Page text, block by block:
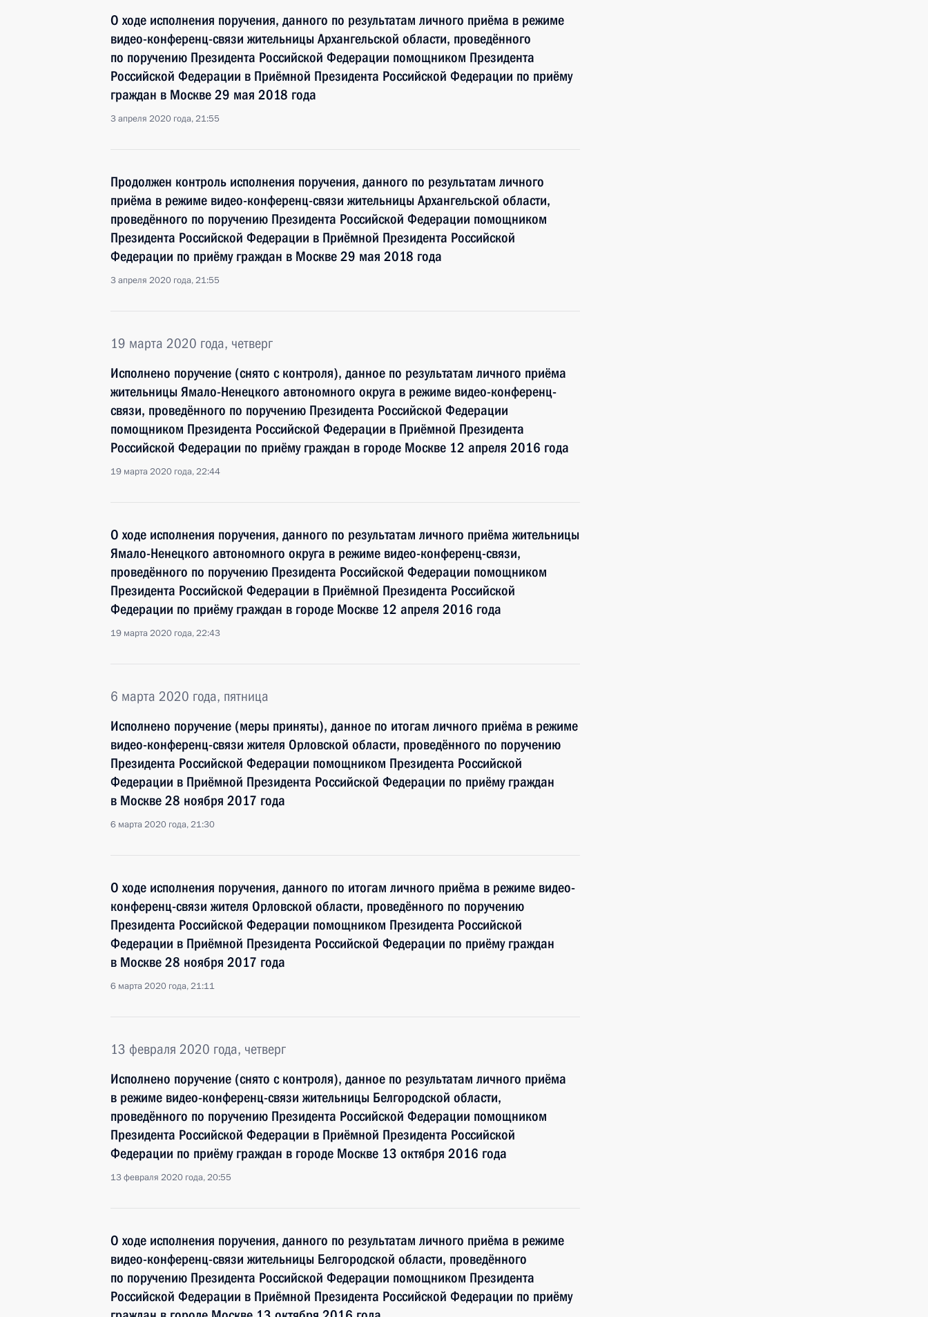
О ходе исполнения поручения, данного по результатам личного приёма в режиме
видео-конференц-связи жительницы Архангельской области, проведённого
по поручению Президента Российской Федерации помощником Президента
Российской Федерации в Приёмной Президента Российской Федерации по приёму
граждан в Москве 29 мая 2018 года
3 апреля 2020 года, 21:55
Продолжен контроль исполнения поручения, данного по результатам личного
приёма в режиме видео-конференц-связи жительницы Архангельской области,
проведённого по поручению Президента Российской Федерации помощником
Президента Российской Федерации в Приёмной Президента Российской
Федерации по приёму граждан в Москве 29 мая 2018 года
3 апреля 2020 года, 21:55
19 марта 2020 года, четверг
Исполнено поручение (снято с контроля), данное по результатам личного приёма
жительницы Ямало-Ненецкого автономного округа в режиме видео-конференц-
связи, проведённого по поручению Президента Российской Федерации
помощником Президента Российской Федерации в Приёмной Президента
Российской Федерации по приёму граждан в городе Москве 12 апреля 2016 года
19 марта 2020 года, 22:44
О ходе исполнения поручения, данного по результатам личного приёма жительницы
Ямало-Ненецкого автономного округа в режиме видео-конференц-связи,
проведённого по поручению Президента Российской Федерации помощником
Президента Российской Федерации в Приёмной Президента Российской
Федерации по приёму граждан в городе Москве 12 апреля 2016 года
19 марта 2020 года, 22:43
6 марта 2020 года, пятница
Исполнено поручение (меры приняты), данное по итогам личного приёма в режиме
видео-конференц-связи жителя Орловской области, проведённого по поручению
Президента Российской Федерации помощником Президента Российской
Федерации в Приёмной Президента Российской Федерации по приёму граждан
в Москве 28 ноября 2017 года
6 марта 2020 года, 21:30
О ходе исполнения поручения, данного по итогам личного приёма в режиме видео-
конференц-связи жителя Орловской области, проведённого по поручению
Президента Российской Федерации помощником Президента Российской
Федерации в Приёмной Президента Российской Федерации по приёму граждан
в Москве 28 ноября 2017 года
6 марта 2020 года, 21:11
13 февраля 2020 года, четверг
Исполнено поручение (снято с контроля), данное по результатам личного приёма
в режиме видео-конференц-связи жительницы Белгородской области,
проведённого по поручению Президента Российской Федерации помощником
Президента Российской Федерации в Приёмной Президента Российской
Федерации по приёму граждан в городе Москве 13 октября 2016 года
13 февраля 2020 года, 20:55
О ходе исполнения поручения, данного по результатам личного приёма в режиме
видео-конференц-связи жительницы Белгородской области, проведённого
по поручению Президента Российской Федерации помощником Президента
Российской Федерации в Приёмной Президента Российской Федерации по приёму